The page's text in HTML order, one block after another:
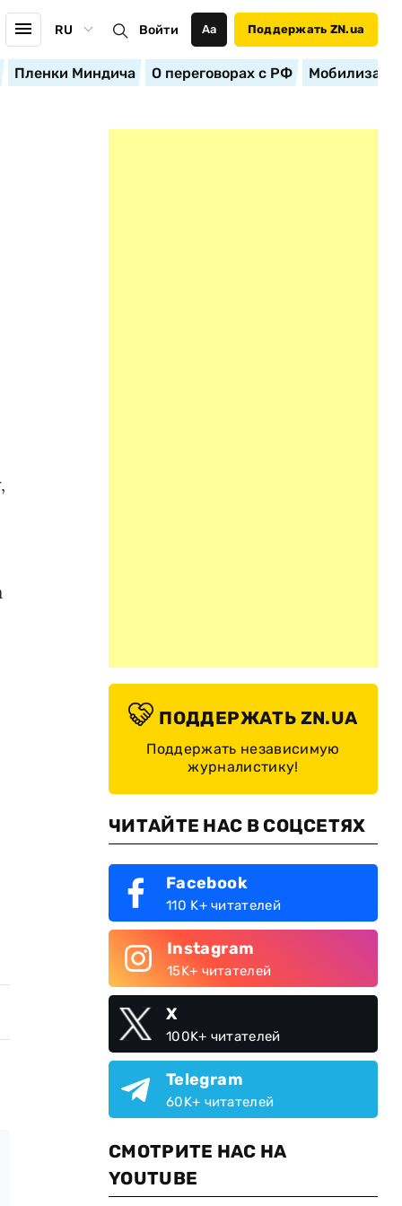
RU Войти Аа Поддержать ZN.ua
Пленки Миндича О переговорах с РФ
ПОДДЕРЖАТЬ ZN.UA
Поддержать независимую
журналистику!
ЧИТАЙТЕ НАС В СОЦСЕТЯХ
Facebook
110 K+ читателей
Instagram
15K+ читателей
X
100K+ читателей
Telegram
60K+ читателей
СМОТРИТЕ НАС НА
YOUTUBE